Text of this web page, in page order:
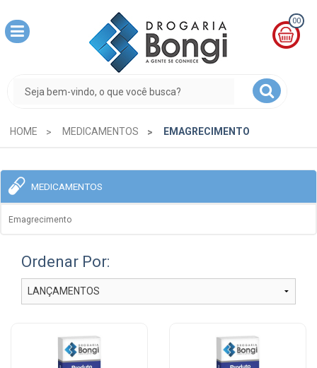
00
R$
0,00
HOME MEDICAMENTOS EMAGRECIMENTO
MEDICAMENTOS
Emagrecimento
Ordenar Por: